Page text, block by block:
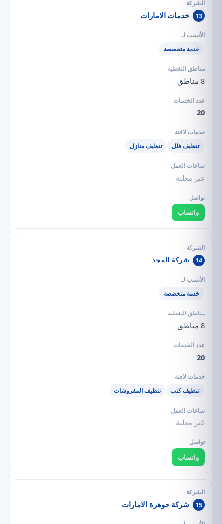
13 خدمات الامارات
خدمة متخصصة
8 مناطق
20
تنظيف فلل تنظيف منازل
غير معلنة
واتساب
14 شركة المجد
خدمة متخصصة
8 مناطق
20
تنظيف كنب تنظيف المفروشات
غير معلنة
واتساب
15 شركة جوهرة الامارات